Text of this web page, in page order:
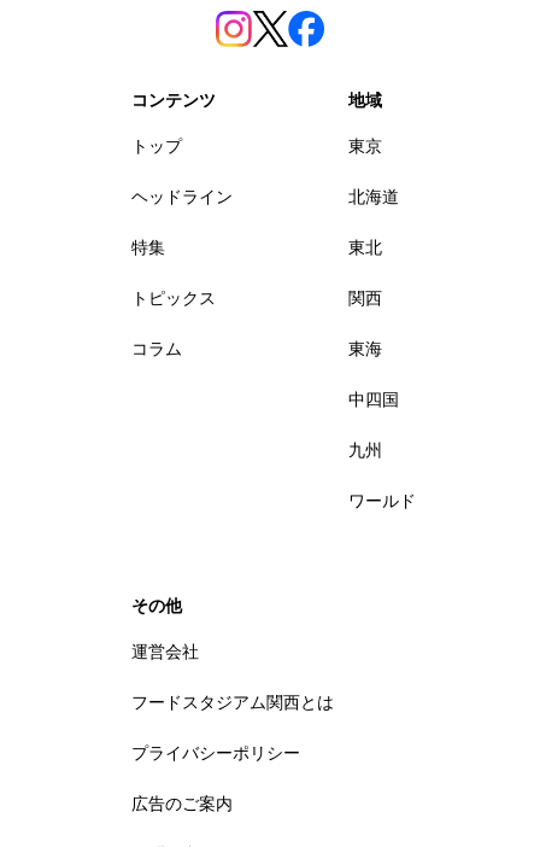
コンテンツ
トップ
ヘッドライン
特集
トピックス
コラム
地域
東京
北海道
東北
関西
東海
中四国
九州
ワールド
その他
運営会社
フードスタジアム関西とは
プライバシーポリシー
広告のご案内